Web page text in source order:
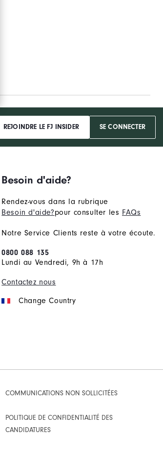
REJOINDRE LE FJ INSIDER SE CONNECTER
Besoin d'aide?
Rendez-vous dans la rubrique
Besoin d'aide?pour consulter les FAQs
Notre Service Clients reste à votre écoute.
0800 088 135
Lundi au Vendredi, 9h à 17h
Contactez nous
Change Country
COMMUNICATIONS NON SOLLICITÉES
POLITIQUE DE CONFIDENTIALITÉ DES
CANDIDATURES